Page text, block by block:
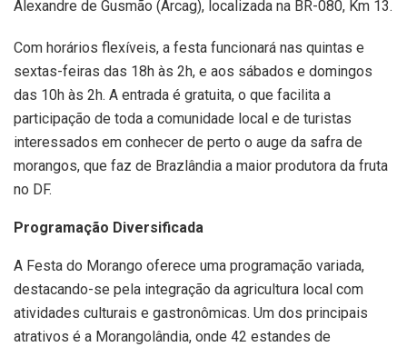
Alexandre de Gusmão (Arcag), localizada na BR-080, Km 13.
Com horários flexíveis, a festa funcionará nas quintas e
sextas-feiras das 18h às 2h, e aos sábados e domingos
das 10h às 2h. A entrada é gratuita, o que facilita a
participação de toda a comunidade local e de turistas
interessados em conhecer de perto o auge da safra de
morangos, que faz de Brazlândia a maior produtora da fruta
no DF.
Programação Diversificada
A Festa do Morango oferece uma programação variada,
destacando-se pela integração da agricultura local com
atividades culturais e gastronômicas. Um dos principais
atrativos é a Morangolândia, onde 42 estandes de